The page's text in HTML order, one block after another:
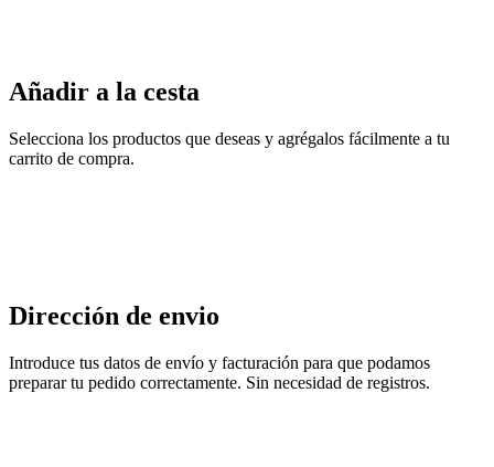
Añadir a la cesta
Selecciona los productos que deseas y agrégalos fácilmente a tu
carrito de compra.
Dirección de envio
Introduce tus datos de envío y facturación para que podamos
preparar tu pedido correctamente. Sin necesidad de registros.